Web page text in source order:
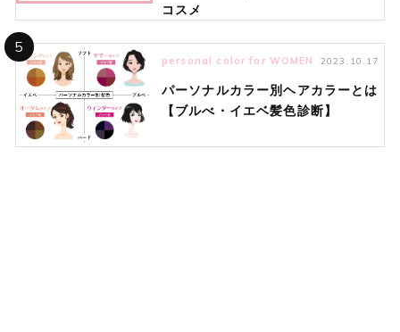
コスメ
5
personal color for WOMEN 2023.10.17
パーソナルカラー別ヘアカラーとは
【ブルべ・イエベ髪色診断】